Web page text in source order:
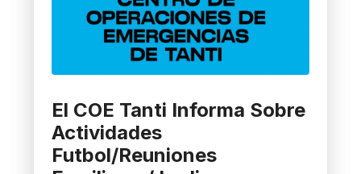
El COE Tanti Informa Sobre
Actividades
Futbol/Reuniones